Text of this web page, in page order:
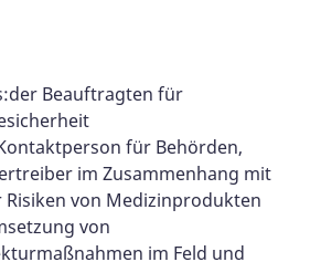
Beauftragten für
für Behörden,
im Zusammenhang mit
von Medizinprodukten
von
im Feld und